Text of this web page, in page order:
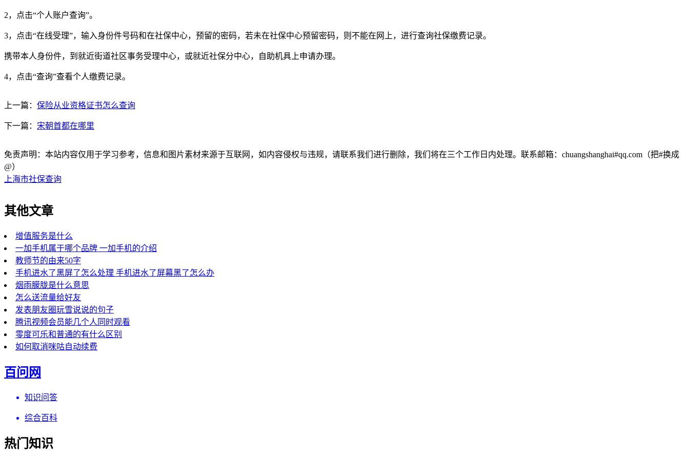
2，点击“个人账户查询”。
3，点击“在线受理”，输入身份件号码和在社保中心，预留的密码，若未在社保中心预留密码，则不能在网上，进行查询社保缴费记录。
携带本人身份件，到就近街道社区事务受理中心，或就近社保分中心，自助机具上申请办理。
4，点击“查询”查看个人缴费记录。
上一篇： 保险从业资格证书怎么查询
下一篇： 宋朝首都在哪里
免责声明：本站内容仅用于学习参考，信息和图片素材来源于互联网，如内容侵权与违规，请联系我们进行删除，我们将在三个工作日内处理。联系邮箱：chuangshanghai#qq.com（把#换成
@）
上海市社保查询
其他文章
增值服务是什么
一加手机属于哪个品牌 一加手机的介绍
教师节的由来50字
手机进水了黑屏了怎么处理 手机进水了屏幕黑了怎么办
烟雨朦胧是什么意思
怎么送流量给好友
发表朋友圈玩雪说说的句子
腾讯视频会员能几个人同时观看
零度可乐和普通的有什么区别
如何取消咪咕自动续费
百问网
知识问答
综合百科
热门知识